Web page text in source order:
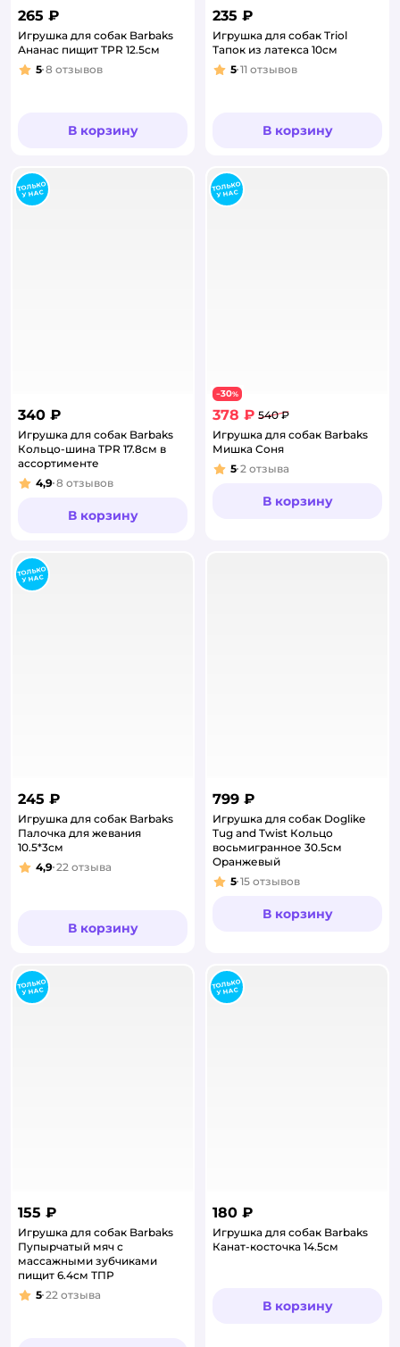
265 ₽
Игрушка для собак Barbaks
Ананас пищит TPR 12.5см
Рейтинг:
5 8 отзывов
В корзину
235 ₽
Игрушка для собак Triol
Тапок из латекса 10см
Рейтинг:
5 11 отзывов
В корзину
340 ₽
Игрушка для собак Barbaks
Кольцо-шина TPR 17.8см в
ассортименте
Рейтинг:
4,9 8 отзывов
В корзину
−30%
378 ₽ 540 ₽
Игрушка для собак Barbaks
Мишка Соня
Рейтинг:
5 2 отзыва
В корзину
245 ₽
Игрушка для собак Barbaks
Палочка для жевания
10.5*3см
Рейтинг:
4,9 22 отзыва
В корзину
799 ₽
Игрушка для собак Doglike
Tug and Twist Кольцо
восьмигранное 30.5см
Оранжевый
Рейтинг:
5 15 отзывов
В корзину
155 ₽
Игрушка для собак Barbaks
Пупырчатый мяч с
массажными зубчиками
пищит 6.4см ТПР
Рейтинг:
5 22 отзыва
180 ₽
Игрушка для собак Barbaks
Канат-косточка 14.5см
В корзину